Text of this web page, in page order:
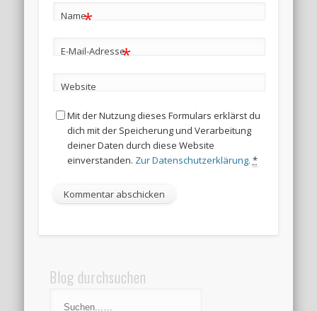
Name*
E-Mail-Adresse*
Website
Mit der Nutzung dieses Formulars erklärst du
dich mit der Speicherung und Verarbeitung
deiner Daten durch diese Website
einverstanden. Zur Datenschutzerklärung. *
Blog durchsuchen